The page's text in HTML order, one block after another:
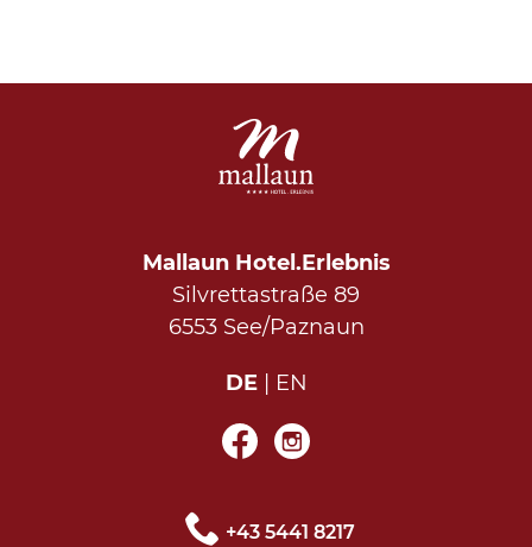
Mallaun Hotel.Erlebnis
Silvrettastraße 89
6553 See/Paznaun
DE EN
+43 5441 8217